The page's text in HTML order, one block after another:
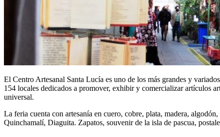
El Centro Artesanal Santa Lucía es uno de los más grandes y
154 locales dedicados a promover, exhibir y comercializar artículos
universal.
La feria cuenta con artesanía en cuero, cobre, plata, madera,
Quinchamalí, Diaguita. Zapatos, souvenir de la isla de pascua,